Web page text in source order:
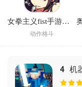
女拳主义fist手游免费官方版(女拳主義：F-ist)
动作格斗
4 机